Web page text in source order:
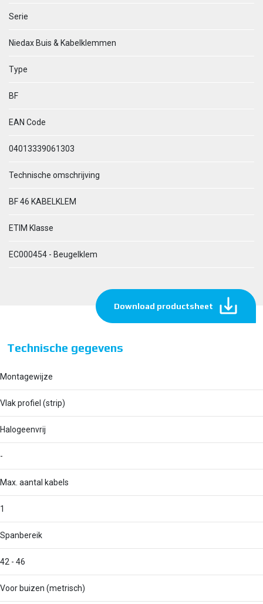
Serie
Niedax Buis & Kabelklemmen
Type
BF
EAN Code
04013339061303
Technische omschrijving
BF 46 KABELKLEM
ETIM Klasse
EC000454 - Beugelklem
Download productsheet
Technische gegevens
Montagewijze
Vlak profiel (strip)
Halogeenvrij
-
Max. aantal kabels
1
Spanbereik
42 - 46
Voor buizen (metrisch)